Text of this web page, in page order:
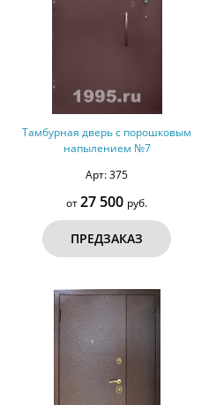
Тамбурная дверь с порошковым
напылением №7
Арт: 375
от27 500 руб.
ПРЕДЗАКАЗ